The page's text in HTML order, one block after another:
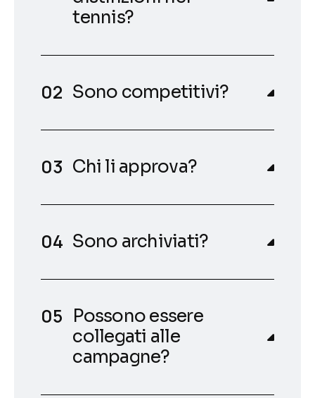
tennis?
Sono competitivi?
Chi li approva?
Sono archiviati?
Possono essere
collegati alle
campagne?